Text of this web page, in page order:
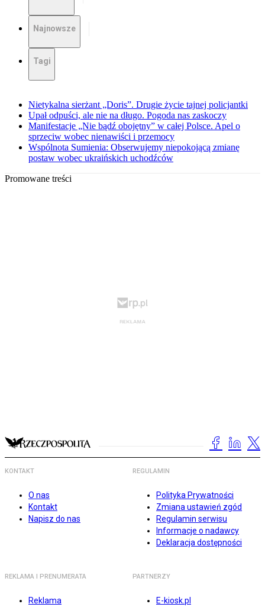
Najnowsze
Tagi
Nietykalna sierżant „Doris”. Drugie życie tajnej policjantki
Upał odpuści, ale nie na długo. Pogoda nas zaskoczy
Manifestacje „Nie bądź obojętny” w całej Polsce. Apel o
sprzeciw wobec nienawiści i przemocy
Wspólnota Sumienia: Obserwujemy niepokojącą zmianę
postaw wobec ukraińskich uchodźców
Promowane treści
KONTAKT
O nas
Kontakt
Napisz do nas
REGULAMIN
Polityka Prywatności
Zmiana ustawień zgód
Regulamin serwisu
Informacje o nadawcy
Deklaracja dostępności
REKLAMA I PRENUMERATA
Reklama
PARTNERZY
E-kiosk.pl